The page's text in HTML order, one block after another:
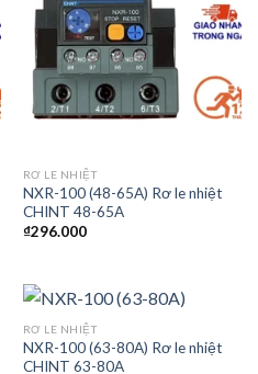
RƠ LE NHIỆT
NXR-100 (48-65A) Rơ le nhiệt
CHINT 48-65A
₫296.000
RƠ LE NHIỆT
NXR-100 (63-80A) Rơ le nhiệt
CHINT 63-80A